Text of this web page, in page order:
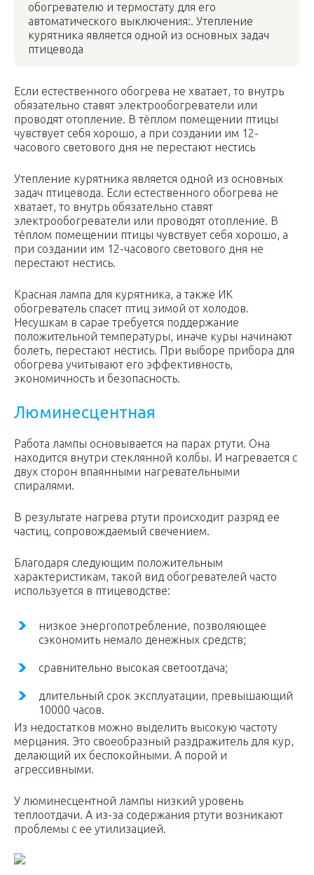
обогревателю и термостату для его
автоматического выключения:. Утепление
курятника является одной из основных задач
птицевода
Если естественного обогрева не хватает, то внутрь
обязательно ставят электрообогреватели или
проводят отопление. В тёплом помещении птицы
чувствует себя хорошо, а при создании им 12-
часового светового дня не перестают нестись
Утепление курятника является одной из основных
задач птицевода. Если естественного обогрева не
хватает, то внутрь обязательно ставят
электрообогреватели или проводят отопление. В
тёплом помещении птицы чувствует себя хорошо, а
при создании им 12-часового светового дня не
перестают нестись.
Красная лампа для курятника, а также ИК
обогреватель спасет птиц зимой от холодов.
Несушкам в сарае требуется поддержание
положительной температуры, иначе куры начинают
болеть, перестают нестись. При выборе прибора для
обогрева учитывают его эффективность,
экономичность и безопасность.
Люминесцентная
Работа лампы основывается на парах ртути. Она
находится внутри стеклянной колбы. И нагревается с
двух сторон впаянными нагревательными
спиралями.
В результате нагрева ртути происходит разряд ее
частиц, сопровождаемый свечением.
Благодаря следующим положительным
характеристикам, такой вид обогревателей часто
используется в птицеводстве:
низкое энергопотребление, позволяющее
сэкономить немало денежных средств;
сравнительно высокая светоотдача;
длительный срок эксплуатации, превышающий
10000 часов.
Из недостатков можно выделить высокую частоту
мерцания. Это своеобразный раздражитель для кур,
делающий их беспокойными. А порой и
агрессивными.
У люминесцентной лампы низкий уровень
теплоотдачи. А из-за содержания ртути возникают
проблемы с ее утилизацией.